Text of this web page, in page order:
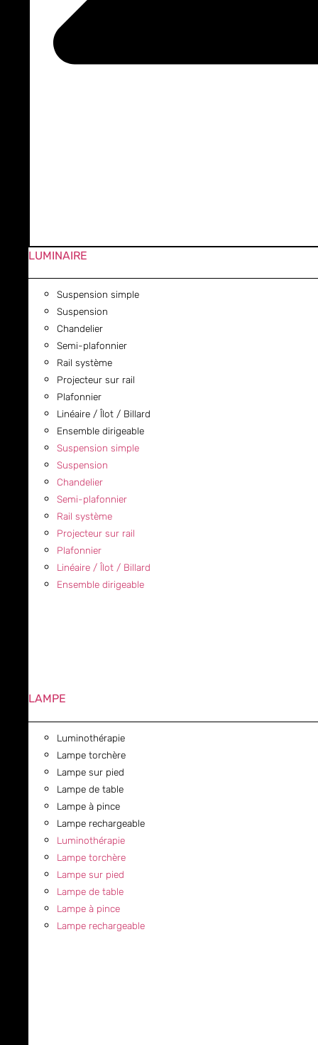
LUMINAIRE
Suspension simple
Suspension
Chandelier
Semi-plafonnier
Rail système
Projecteur sur rail
Plafonnier
Linéaire / Îlot / Billard
Ensemble dirigeable
Suspension simple
Suspension
Chandelier
Semi-plafonnier
Rail système
Projecteur sur rail
Plafonnier
Linéaire / Îlot / Billard
Ensemble dirigeable
LAMPE
Luminothérapie
Lampe torchère
Lampe sur pied
Lampe de table
Lampe à pince
Lampe rechargeable
Luminothérapie
Lampe torchère
Lampe sur pied
Lampe de table
Lampe à pince
Lampe rechargeable